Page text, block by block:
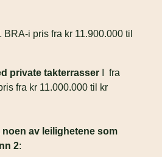
BRA-i pris fra kr 11.900.000 til
private takterrasser I  fra
fra kr 11.000.000 til kr
noen av leilighetene som
2: